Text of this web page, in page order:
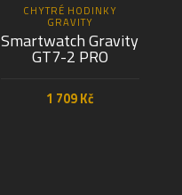
CHYTRÉ HODINKY
GRAVITY
Smartwatch Gravity
GT7-2 PRO
1 709Kč